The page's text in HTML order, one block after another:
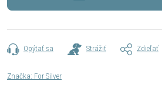
Opýtať sa Strážiť Zdieľať
Značka: For Silver